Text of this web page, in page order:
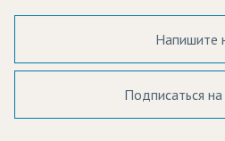
Напишите
Подписаться